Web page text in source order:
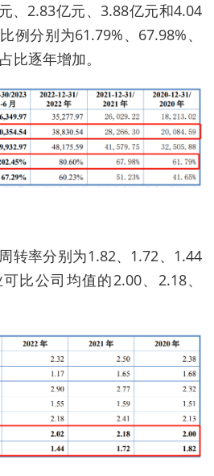
、2.83亿元、3.88亿元和4.04
例分别为61.79%、67.98%、
比逐年增加。
转率分别为1.82、1.72、1.44
比公司均值的2.00、2.18、